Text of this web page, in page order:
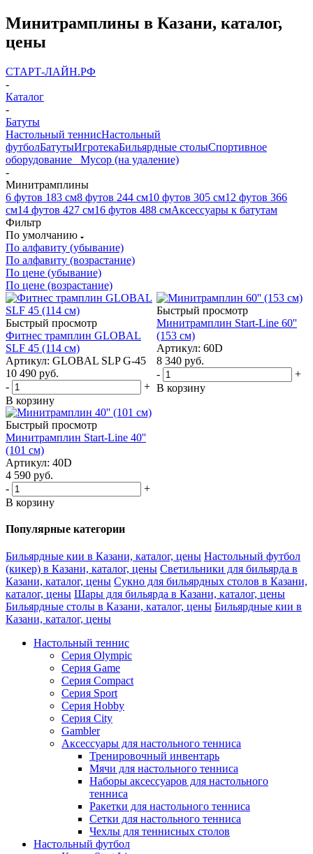
Минитрамплины в Казани, каталог,
цены
СТАРТ-ЛАЙН.РФ
-
Каталог
-
Батуты
Настольный теннисНастольный
футболБатутыИгротекаБильярдные столыСпортивное
оборудование _ Мусор (на удаление)
-
Минитрамплины
6 футов 183 см8 футов 244 см10 футов 305 см12 футов 366
см14 футов 427 см16 футов 488 смАксессуары к батутам
Фильтр
По умолчанию
По алфавиту (убывание)
По алфавиту (возрастание)
По цене (убывание)
По цене (возрастание)
Быстрый просмотр
Фитнес трамплин GLOBAL
SLF 45 (114 см)
Артикул: GLOBAL SLP G-45
10 490 руб.
-
+
В корзину
Быстрый просмотр
Минитрамплин Start-Line 60''
(153 см)
Артикул: 60D
8 340 руб.
-
+
В корзину
Быстрый просмотр
Минитрамплин Start-Line 40''
(101 см)
Артикул: 40D
4 590 руб.
-
+
В корзину
Популярные категории
Бильярдные кии в Казани, каталог, цены Настольный футбол
(кикер) в Казани, каталог, цены Светильники для бильярда в
Казани, каталог, цены Сукно для бильярдных столов в Казани,
каталог, цены Шары для бильярда в Казани, каталог, цены
Бильярдные столы в Казани, каталог, цены Бильярдные кии в
Казани, каталог, цены
Настольный теннис
Серия Olympic
Серия Game
Серия Compact
Серия Sport
Серия Hobby
Серия City
Gambler
Аксессуары для настольного тенниса
Тренировочный инвентарь
Мячи для настольного тенниса
Наборы аксессуаров для настольного
тенниса
Ракетки для настольного тенниса
Сетки для настольного тенниса
Чехлы для теннисных столов
Настольный футбол